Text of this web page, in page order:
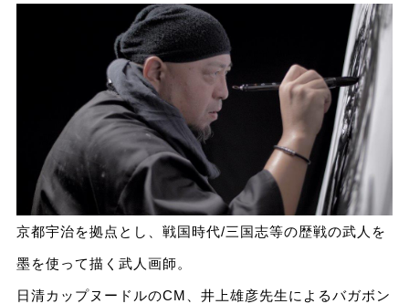
京都宇治を拠点とし、戦国時代/三国志等の歴戦の武人を
墨を使って描く武人画師。
日清カップヌードルのCM、井上雄彦先生によるバガボン